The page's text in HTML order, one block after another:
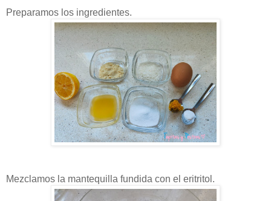
Preparamos los ingredientes.
Mezclamos la mantequilla fundida con el eritritol.